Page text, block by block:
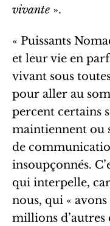
vivante ».
« Puissants
et leur vie en
vivant sous
pour aller au
percent certains
maintiennent ou
de
insoupçonnés.
qui interpelle,
nous, qui « avons
millions d’autres